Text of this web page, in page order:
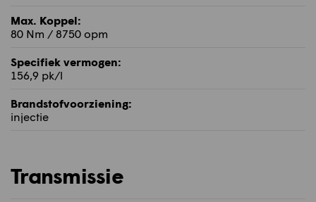
Max. Koppel:
80 Nm / 8750 opm
Specifiek vermogen:
156,9 pk/l
Brandstofvoorziening:
injectie
Transmissie